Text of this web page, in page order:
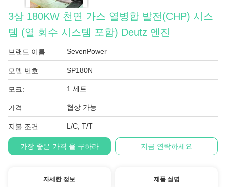
3상 180KW 천연 가스 열병합 발전(CHP) 시스
템 (열 회수 시스템 포함) Deutz 엔진
브랜드 이름: SevenPower
모델 번호: SP180N
모크: 1 세트
가격: 협상 가능
지불 조건: L/C, T/T
가장 좋은 가격 을 구하라 지금 연락하세요
자세한 정보 제품 설명